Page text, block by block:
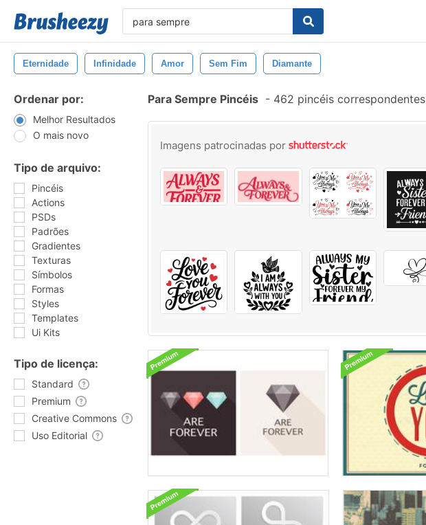
Eternidade Infinidade Amor Sem Fim Diamante
Ordenar por:
Melhor Resultados
O mais novo
Tipo de arquivo:
Pincéis
Actions
PSDs
Padrões
Gradientes
Texturas
Símbolos
Formas
Styles
Templates
Ui Kits
Tipo de licença:
Standard
Premium
Creative Commons
Uso Editorial
Para Sempre Pincéis - 462 pincéis correspondentes
Imagens patrocinadas por